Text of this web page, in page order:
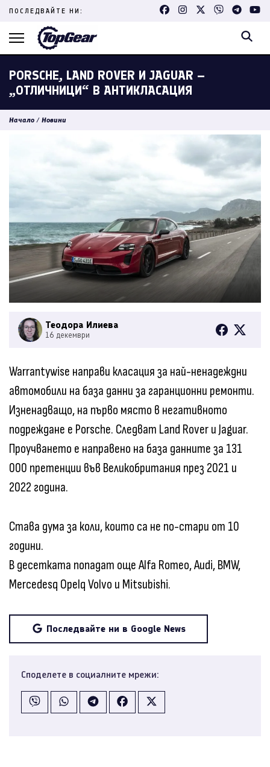
Skip
content
ПОСЛЕДВАЙТЕ НИ:
PORSCHE, LAND ROVER И JAGUAR –
„ОТЛИЧНИЦИ“ В АНТИКЛАСАЦИЯ
Начало / Новини
Теодора Илиева
16 декември
Warrantywise направи класация за най-ненадеждни
автомобили на база данни за гаранционни ремонти.
Изненадващо, на първо място в негативното
подреждане е Porsche. Следват Land Rover и Jaguar.
Проучването е направено на база данните за 131
000 претенции във Великобритания през 2021 и
2022 година.
Става дума за коли, които са не по-стари от 10
години.
В десетката попадат още Alfa Romeo, Audi, BMW,
Mercedesq Opelq Volvo и Mitsubishi.
Последвайте ни в Google News
Споделете в социалните мрежи: